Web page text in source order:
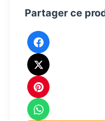
Partager ce